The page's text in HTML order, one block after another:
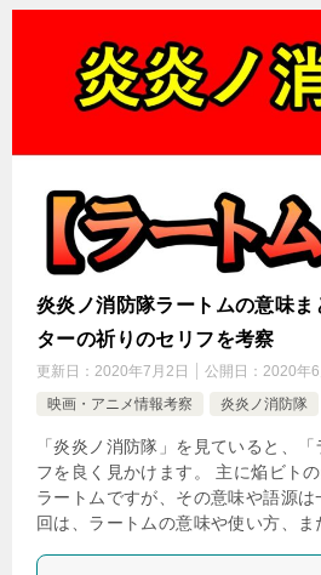
炎炎ノ消防隊ラートムの意味ま
ターの祈りのセリフを考察
更新日： 2020年7月2日 公開日： 2020年6
映画・アニメ情報考察
炎炎ノ消防隊
「炎炎ノ消防隊」を見ていると、
フを良く見かけます。 主に焔ビト
ラートムですが、その意味や語源
回は、ラートムの意味や使い方、